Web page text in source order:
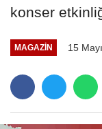
konser
MAGAZIN 15